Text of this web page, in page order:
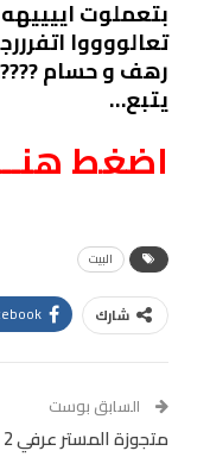
بتعملوت
تعالووووا
رهف و حسام
يتبع…
اضغط
البيت
شارك
Tumblr
البريد الإلكتروني
السابق بوست
متجوزة المستر عرفي 2